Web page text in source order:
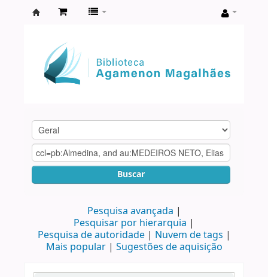
Agamenon
Magalhães
Buscar
Pesquisa avançada
Pesquisar por hierarquia
Pesquisa de autoridade
Nuvem de tags
Mais popular
Sugestões de aquisição